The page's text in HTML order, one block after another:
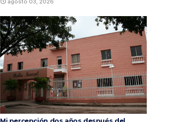
agosto 03, 2026